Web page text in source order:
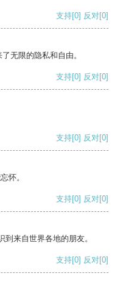
支持[0] 反对[0]
无限的隐私和自由。
支持[0] 反对[0]
支持[0] 反对[0]
怀。
支持[0] 反对[0]
来自世界各地的朋友。
支持[0] 反对[0]